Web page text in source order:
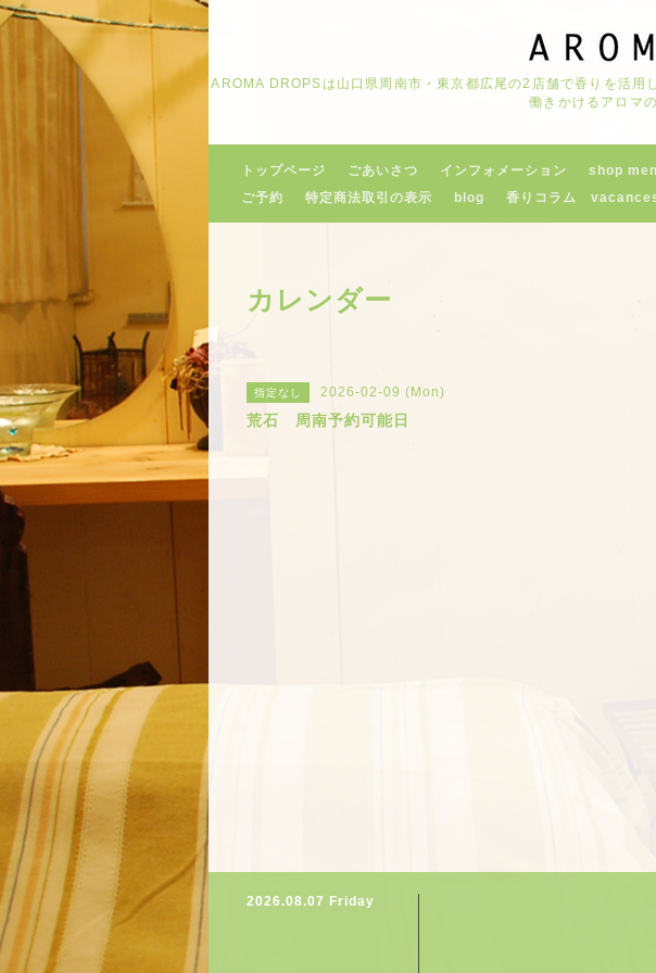
AROMA DROPSは山口県周南市・東京都広尾の2店舗で香りを活用
働きかけるアロマ
トップページ ごあいさつ インフォメーション shop
ご予約
特定商法取引の表示 blog 香りコラム
カレンダー
指定なし 2026-02-09 (Mon)
荒石 周南予約可能日
2026.08.07 Friday